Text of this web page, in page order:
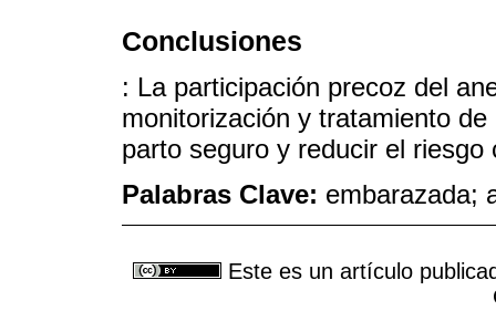
Conclusiones
: La participación precoz del
monitorización y tratamiento
parto seguro y reducir el riesgo
Palabras Clave: embarazada;
Este es un artículo